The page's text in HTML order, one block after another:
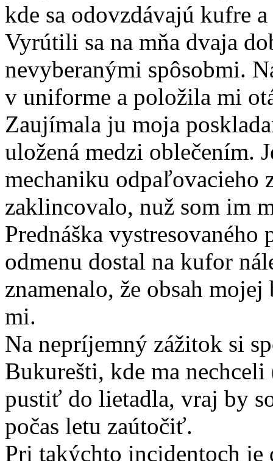
kde sa odovzdávajú kufre
Vyrútili sa na mňa dvaja
nevyberanými spôsobmi.
v uniforme a položila mi
Zaujímala ju moja
uložená medzi oblečením.
mechaniku odpaľovacieho
zaklincovalo, nuž som im
Prednáška vystresovaného
odmenu dostal na kufor
znamenalo, že obsah
mi.
Na nepríjemný zážitok si
Bukurešti, kde ma
pustiť do lietadla, vraj by
počas letu zaútočiť.
Pri takýchto incidentoch